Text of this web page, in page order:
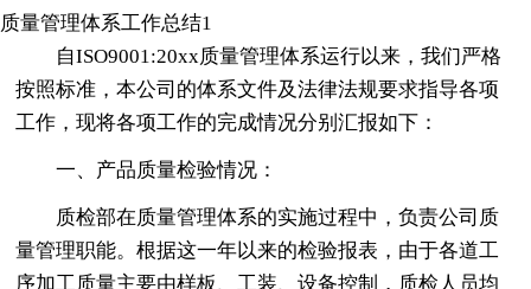
质量管理体系工作总结1
自ISO9001:20xx质量管理体系运行以来，我们严格
按照标准，本公司的体系文件及法律法规要求指导各项
工作，现将各项工作的完成情况分别汇报如下：
一、产品质量检验情况：
质检部在质量管理体系的实施过程中，负责公司质
量管理职能。根据这一年以来的检验报表，由于各道工
序加工质量主要由样板、工装、设备控制，质检人员均